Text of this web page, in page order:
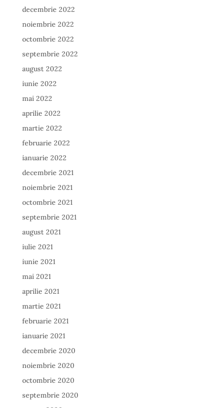
decembrie 2022
noiembrie 2022
octombrie 2022
septembrie 2022
august 2022
iunie 2022
mai 2022
aprilie 2022
martie 2022
februarie 2022
ianuarie 2022
decembrie 2021
noiembrie 2021
octombrie 2021
septembrie 2021
august 2021
iulie 2021
iunie 2021
mai 2021
aprilie 2021
martie 2021
februarie 2021
ianuarie 2021
decembrie 2020
noiembrie 2020
octombrie 2020
septembrie 2020